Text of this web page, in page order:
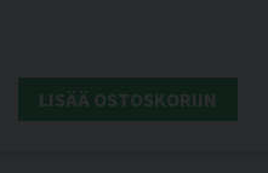
LISÄÄ OSTOSKORIIN